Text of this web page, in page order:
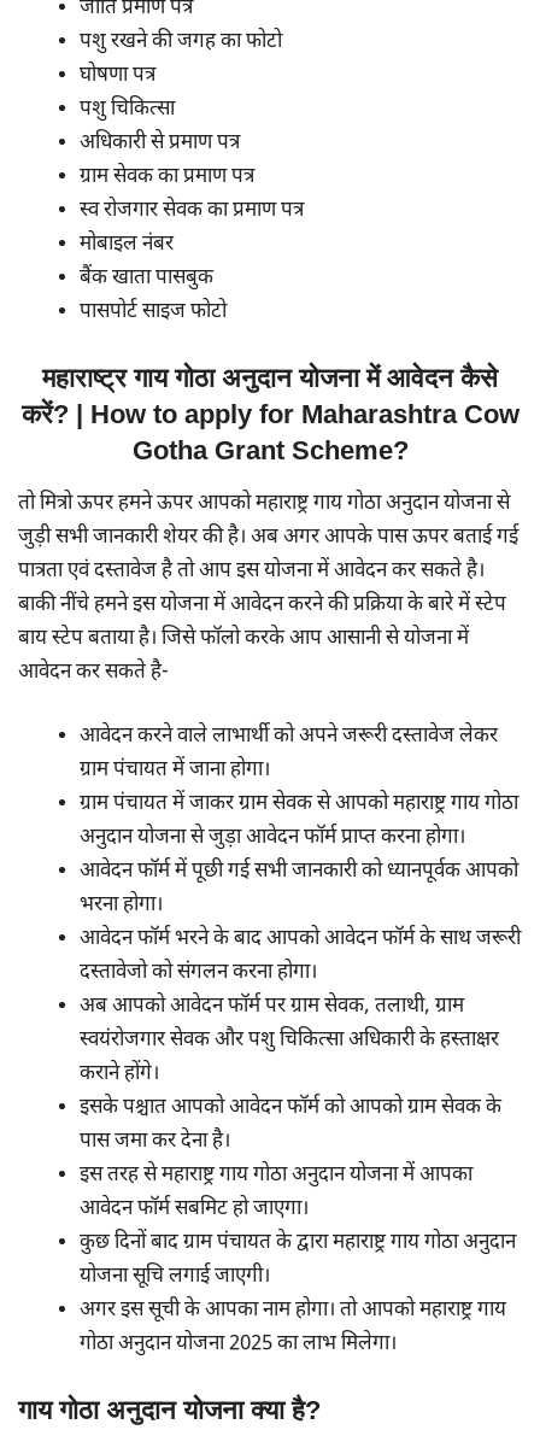
जाति प्रमाण पत्र
पशु रखने की जगह का फोटो
घोषणा पत्र
पशु चिकित्सा
अधिकारी से प्रमाण पत्र
ग्राम सेवक का प्रमाण पत्र
स्व रोजगार सेवक का प्रमाण पत्र
मोबाइल नंबर
बैंक खाता पासबुक
पासपोर्ट साइज फोटो
महाराष्ट्र गाय गोठा अनुदान योजना में आवेदन कैसे
करें? | How to apply for Maharashtra Cow
Gotha Grant Scheme?
तो मित्रो ऊपर हमने ऊपर आपको महाराष्ट्र गाय गोठा अनुदान योजना से
जुड़ी सभी जानकारी शेयर की है। अब अगर आपके पास ऊपर बताई गई
पात्रता एवं दस्तावेज है तो आप इस योजना में आवेदन कर सकते है।
बाकी नींचे हमने इस योजना में आवेदन करने की प्रक्रिया के बारे में स्टेप
बाय स्टेप बताया है। जिसे फॉलो करके आप आसानी से योजना में
आवेदन कर सकते है-
आवेदन करने वाले लाभार्थी को अपने जरूरी दस्तावेज लेकर
ग्राम पंचायत में जाना होगा।
ग्राम पंचायत में जाकर ग्राम सेवक से आपको महाराष्ट्र गाय गोठा
अनुदान योजना से जुड़ा आवेदन फॉर्म प्राप्त करना होगा।
आवेदन फॉर्म में पूछी गई सभी जानकारी को ध्यानपूर्वक आपको
भरना होगा।
आवेदन फॉर्म भरने के बाद आपको आवेदन फॉर्म के साथ जरूरी
दस्तावेजो को संगलन करना होगा।
अब आपको आवेदन फॉर्म पर ग्राम सेवक, तलाथी, ग्राम
स्वयंरोजगार सेवक और पशु चिकित्सा अधिकारी के हस्ताक्षर
कराने होंगे।
इसके पश्चात आपको आवेदन फॉर्म को आपको ग्राम सेवक के
पास जमा कर देना है।
इस तरह से महाराष्ट्र गाय गोठा अनुदान योजना में आपका
आवेदन फॉर्म सबमिट हो जाएगा।
कुछ दिनों बाद ग्राम पंचायत के द्वारा महाराष्ट्र गाय गोठा अनुदान
योजना सूचि लगाई जाएगी।
अगर इस सूची के आपका नाम होगा। तो आपको महाराष्ट्र गाय
गोठा अनुदान योजना 2025 का लाभ मिलेगा।
गाय गोठा अनुदान योजना क्या है?